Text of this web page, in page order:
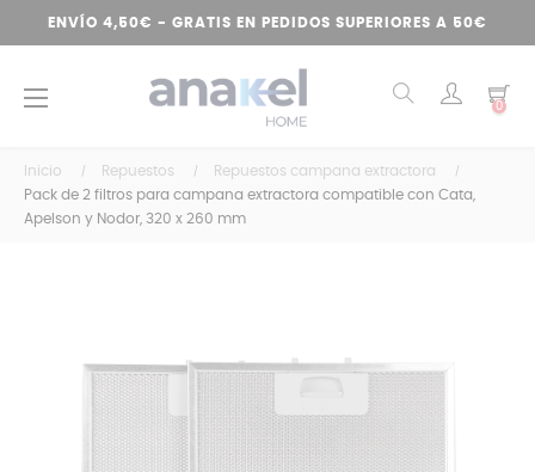
ENVÍO 4,50€ - GRATIS EN PEDIDOS SUPERIORES A 50€
Navegación
☰ 0
Inicio Repuestos
Repuestos campana extractora
Pack de 2 filtros para campana extractora compatible con Cata,
Apelson y Nodor, 320 x 260 mm